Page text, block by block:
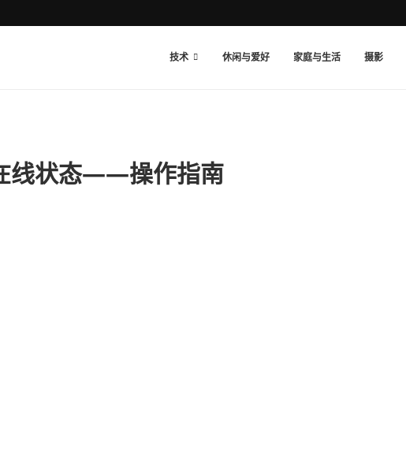
技术 休闲与爱好 家庭与生活 摄影
线状态——操作指南